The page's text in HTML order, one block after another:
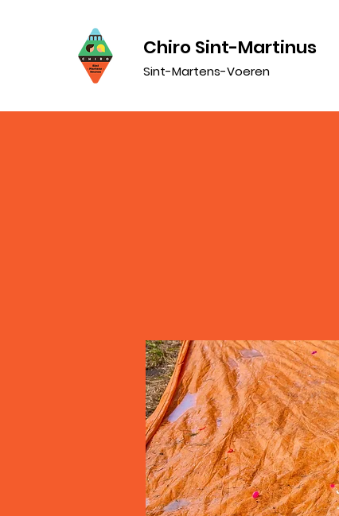
Chiro Sint-Martinus
Sint-Martens-Voeren